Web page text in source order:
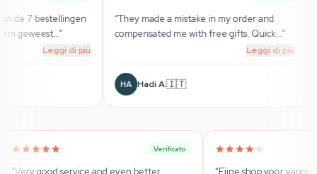
“ They made a mistake in my order and
compensated me with free gifts. Quick…”
“Super Beratung
wirklich seriöser
Verificato
”
Verificato
“Very good service and even better
“